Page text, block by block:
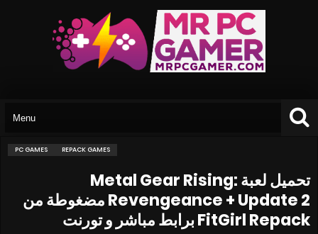
PC GAMES REPACK GAMES
تحميل لعبة Metal Gear Rising:
Revengeance + Update 2 مضغوطة من
FitGirl Repack برابط مباشر و تورنت